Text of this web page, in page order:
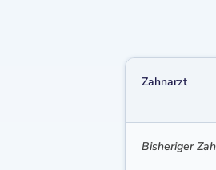
Zahnarzt
Bisheriger